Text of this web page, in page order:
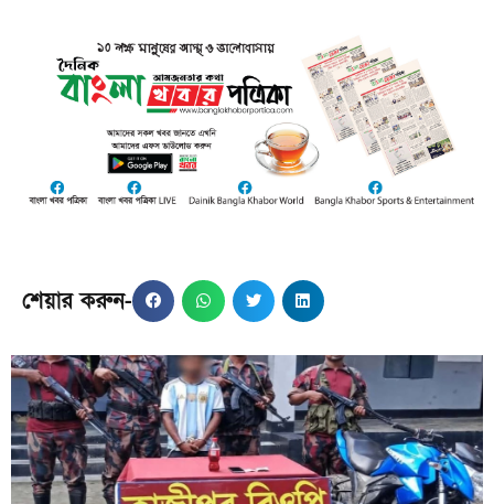
শেয়ার করুন-